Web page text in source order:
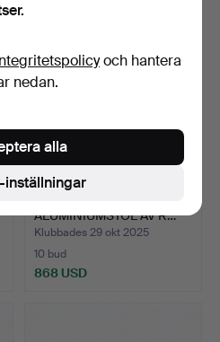
ALUMINIUMSTOL AV R…
Klubbades 29 okt 2025
10 bud
868 USD
och hantera
nedan.
inställningar
alla